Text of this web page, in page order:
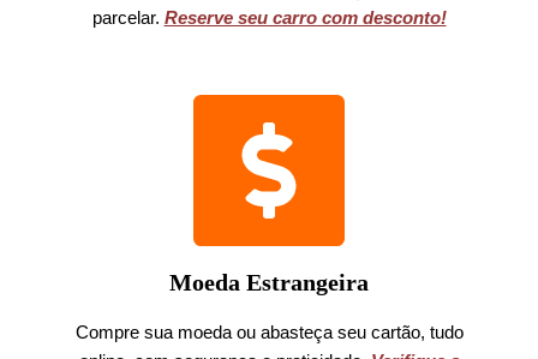
parcelar. Reserve seu carro com desconto!
Moeda Estrangeira
Compre sua moeda ou abasteça seu cartão, tudo